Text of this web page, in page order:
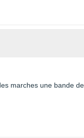
marches une bande